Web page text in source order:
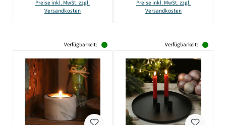
Preise inkl. MwSt. zzgl.
Versandkosten
Preise inkl. MwSt. zzgl.
Versandkosten
Verfügbarkeit: Verfügbarkeit: